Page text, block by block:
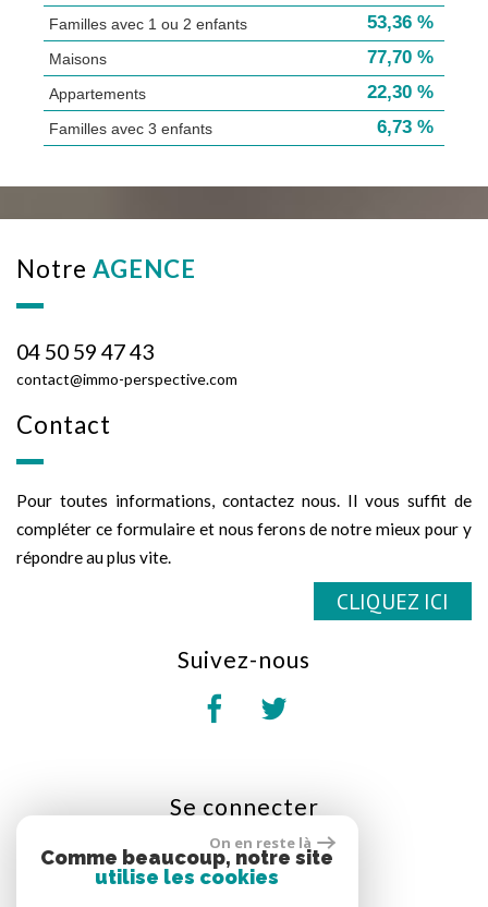
Familles avec 1 ou 2 enfants 53,36 %
Maisons 77,70 %
Appartements 22,30 %
Familles avec 3 enfants 6,73 %
notre AGENCE
04 50 59 47 43
contact@immo-perspective.com
contact
Pour toutes informations, contactez nous. Il vous suffit de
compléter ce formulaire et nous ferons de notre mieux pour y
répondre au plus vite.
CLIQUEZ ICI
suivez-nous
se connecter
Espace propriétaire
On en reste là
Comme beaucoup, notre site
utilise les cookies